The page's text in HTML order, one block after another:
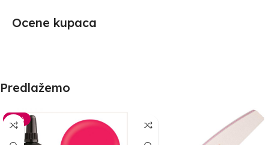
Ocene kupaca
Predlažemo
-30%